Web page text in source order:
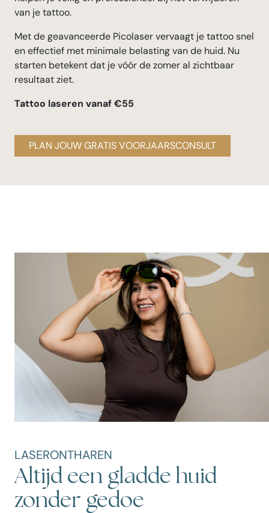
van je tattoo.
Met de geavanceerde Picolaser vervaagt je tattoo snel
en effectief met minimale belasting van de huid. Nu
starten betekent dat je vóór de zomer al zichtbaar
resultaat ziet.
Tattoo laseren vanaf €55
PLAN JOUW GRATIS VOORJAARSCONSULT
LASERONTHAREN
Altijd een gladde huid
zonder gedoe